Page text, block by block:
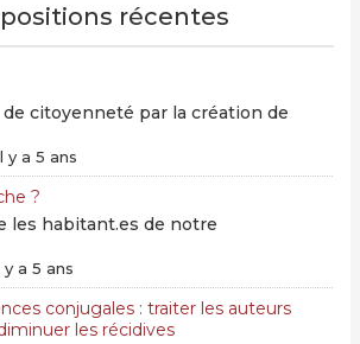
récentes
citoyenneté par la création de
y a 5 ans
?
les habitant.es de notre
y a 5 ans
conjugales : traiter les auteurs
les récidives